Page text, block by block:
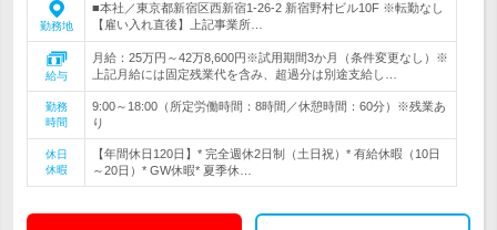
勤務地
■本社／東京都新宿区西新宿1-26-2 新宿野村ビル10F ※転勤なし
【雇い入れ直後】上記事業所…
給与
月給：25万円～42万8,600円※試用期間3か月（条件変更なし）※
上記月給には固定残業代を含み、超過分は別途支給し…
勤務
時間
9:00～18:00（所定労働時間：8時間／休憩時間：60分）※残業あ
り
休日
休暇
【年間休日120日】* 完全週休2日制（土日祝）* 有給休暇（10日
～20日）* GW休暇* 夏季休…